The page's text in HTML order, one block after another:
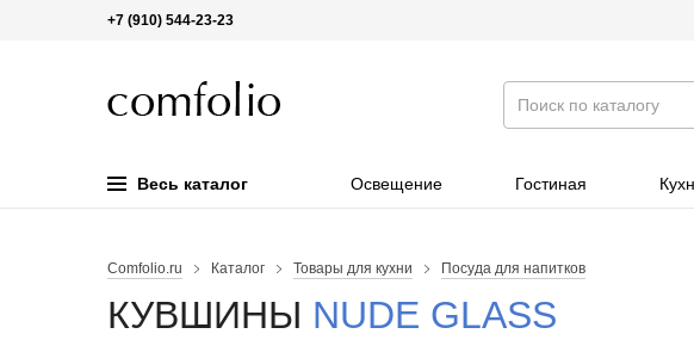
+7 (910) 544-23-23
Весь каталог Освещение Гостиная
Comfolio.ru Каталог Товары для кухни Посуда для напитков
КУВШИНЫ NUDE GLASS